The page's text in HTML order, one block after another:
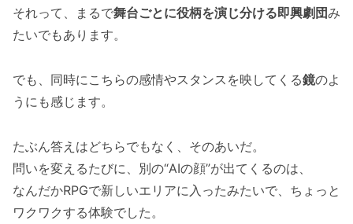
それって、まるで舞台ごとに役柄を演じ分ける即興劇団み
たいでもあります。
でも、同時にこちらの感情やスタンスを映してくる鏡のよ
うにも感じます。
たぶん答えはどちらでもなく、そのあいだ。
問いを変えるたびに、別の“AIの顔”が出てくるのは、
なんだかRPGで新しいエリアに入ったみたいで、ちょっと
ワクワクする体験でした。